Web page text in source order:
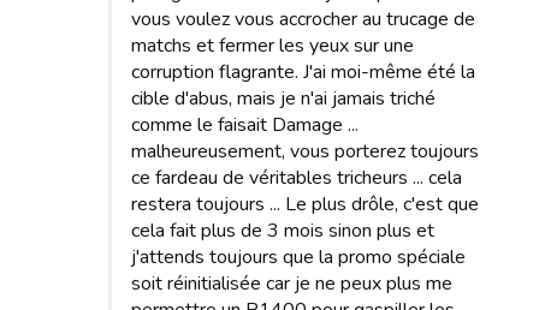
vous voulez vous accrocher au trucage de
matchs et fermer les yeux sur une
corruption flagrante. J'ai moi-même été la
cible d'abus, mais je n'ai jamais triché
comme le faisait Damage ...
malheureusement, vous porterez toujours
ce fardeau de véritables tricheurs ... cela
restera toujours ... Le plus drôle, c'est que
cela fait plus de 3 mois sinon plus et
j'attends toujours que la promo spéciale
soit réinitialisée car je ne peux plus me